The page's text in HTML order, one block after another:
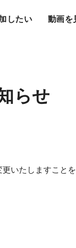
したい 動画を
らせ
いたしますことを